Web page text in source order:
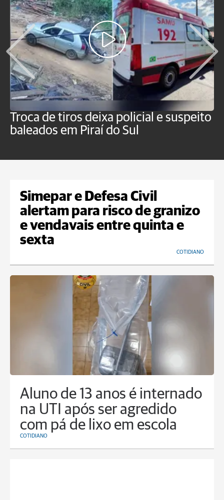
Troca de tiros deixa policial e suspeito
baleados em Piraí do Sul
Simepar e Defesa Civil
alertam para risco de granizo
e vendavais entre quinta e
sexta
COTIDIANO
Aluno de 13 anos é internado
na UTI após ser agredido
com pá de lixo em escola
COTIDIANO